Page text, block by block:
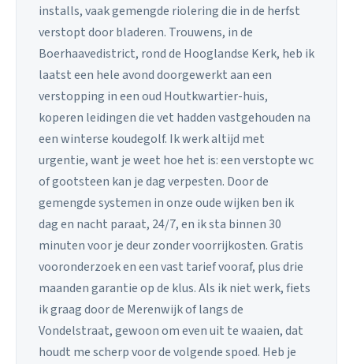
installs, vaak gemengde riolering die in de herfst
verstopt door bladeren. Trouwens, in de
Boerhaavedistrict, rond de Hooglandse Kerk, heb ik
laatst een hele avond doorgewerkt aan een
verstopping in een oud Houtkwartier-huis,
koperen leidingen die vet hadden vastgehouden na
een winterse koudegolf. Ik werk altijd met
urgentie, want je weet hoe het is: een verstopte wc
of gootsteen kan je dag verpesten. Door de
gemengde systemen in onze oude wijken ben ik
dag en nacht paraat, 24/7, en ik sta binnen 30
minuten voor je deur zonder voorrijkosten. Gratis
vooronderzoek en een vast tarief vooraf, plus drie
maanden garantie op de klus. Als ik niet werk, fiets
ik graag door de Merenwijk of langs de
Vondelstraat, gewoon om even uit te waaien, dat
houdt me scherp voor de volgende spoed. Heb je